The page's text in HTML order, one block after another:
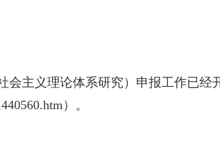
主义理论体系研究）申报工作已经
）。